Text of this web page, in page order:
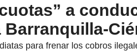
a
para frenar los cobros